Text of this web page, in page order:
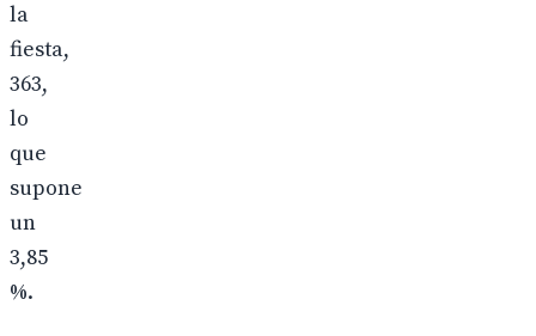
la
fiesta,
363,
lo
que
supone
un
3,85
%.